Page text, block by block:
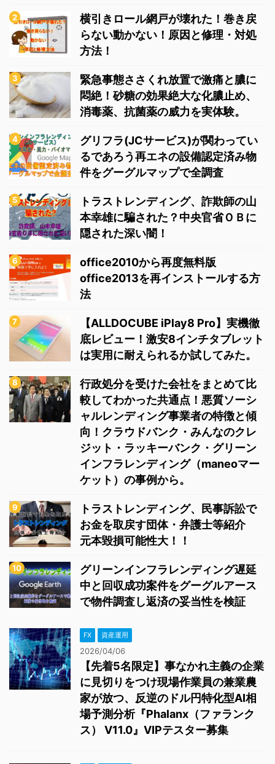
横引きロール網戸が壊れた！巻き戻
らない動かない！原因と修理・対処
方法！
緊急事態ささくれ放置で激痛と膿に
悶絶！砂糖の効果絶大な化膿止め、
消毒薬、抗菌薬の威力を実体験。
グリフラ(JCサービス)が関わってい
るであろう再エネの設備認定済み物
件をグーグルマップで全調査
トラストレンディング、詐欺師の山
本幸雄に騙された？中央官省ＯＢに
隠された深い闇！
office2010から再度無料版
office2013を再インストールする方
法
【ALLDOCUBE iPlay8 Pro】実機徹
底レビュー！激安8インチタブレット
は実用に耐えられるか試してみた。
行政処分を受けた会社をまとめて比
較してわかった共通点！悪質ソーシ
ャルレンディング事業者の特徴と傾
向！クラウドバンク・みんなのクレ
ジット・ラッキーバンク・グリーン
インフラレンディング（maneoマー
ケット）の事例から。
トラストレンディング、民事訴訟で
お金を取戻す団体・弁護士等紹介
元本毀損可能性大！！
グリーンインフラレンディング遅延
中と回収成功案件をグーグルアース
で物件調査し返済の妥当性を検証
FX 資産運用
2026/04/06
【先着5名限定】事なかれ主義の企業
に見切りをつけ現場作業員の兼業農
家が放つ、反逆のドル円特化型AI相
場予測分析『Phalanx（ファランク
ス） V11.0』VIPテスター募集